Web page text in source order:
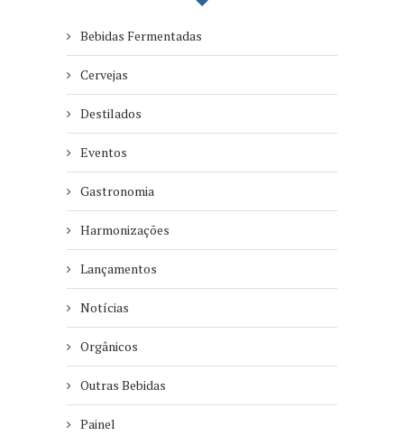
Bebidas Fermentadas
Cervejas
Destilados
Eventos
Gastronomia
Harmonizações
Lançamentos
Notícias
Orgânicos
Outras Bebidas
Painel